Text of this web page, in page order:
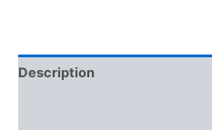
Description